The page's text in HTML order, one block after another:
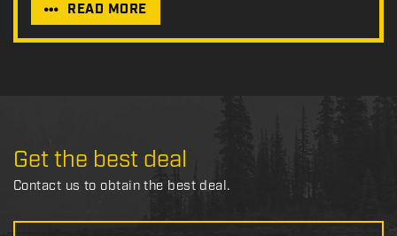
READ MORE
Get the best deal
Contact us to obtain the best deal.